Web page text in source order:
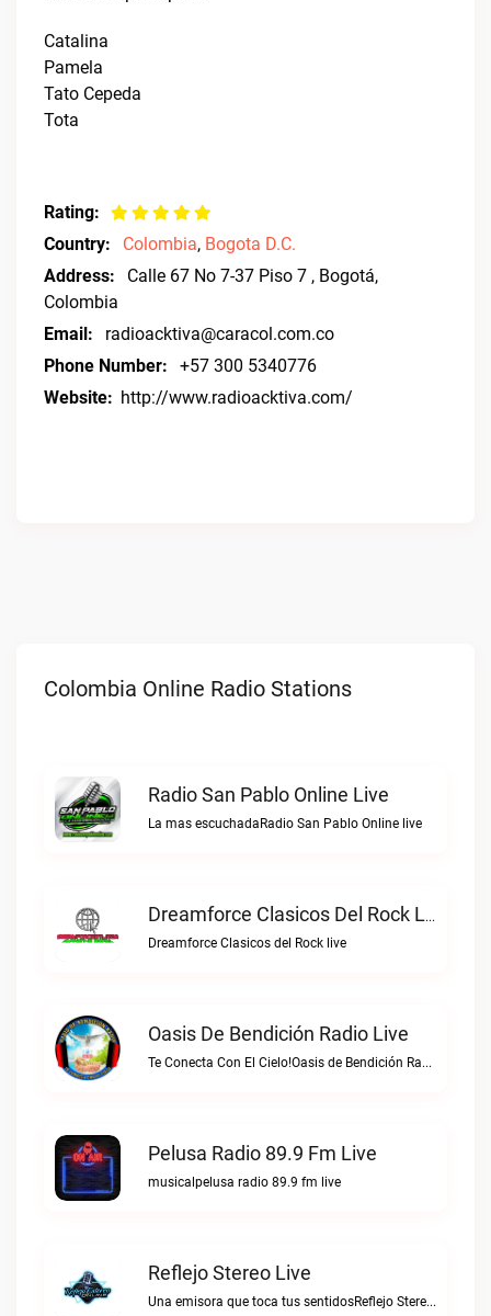
Catalina
Pamela
Tato Cepeda
Tota
Rating:
Country:
Colombia, Bogota D.C.
Address:
Calle 67 No 7-37 Piso 7 , Bogotá,
Colombia
Email:
radioacktiva@caracol.com.co
Phone Number:
+57 300 5340776
Website: http://www.radioacktiva.com/
Colombia Online Radio Stations
Radio San Pablo Online Live
La mas escuchadaRadio San Pablo Online live
Dreamforce Clasicos Del Rock Live
Dreamforce Clasicos del Rock live
Oasis De Bendición Radio Live
Te Conecta Con El Cielo!Oasis de Bendición Radio live
Pelusa Radio 89.9 Fm Live
musicalpelusa radio 89.9 fm live
Reflejo Stereo Live
Una emisora que toca tus sentidosReflejo Stereo live